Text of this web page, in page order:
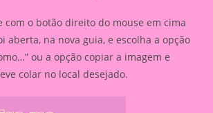
com o botão direito do mouse em cima
aberta, na nova guia, e escolha a opção
ou a opção copiar a imagem e
colar no local desejado.